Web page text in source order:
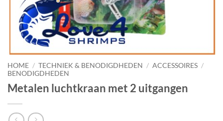
HOME / TECHNIEK & BENODIGDHEDEN / ACCESSOIRES /
BENODIGDHEDEN
Metalen luchtkraan met 2 uitgangen